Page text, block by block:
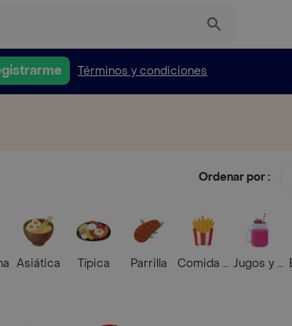
Términos y condiciones
Ordenar por :
Asiática Típica Parrilla Comida Rápida
Jugos y